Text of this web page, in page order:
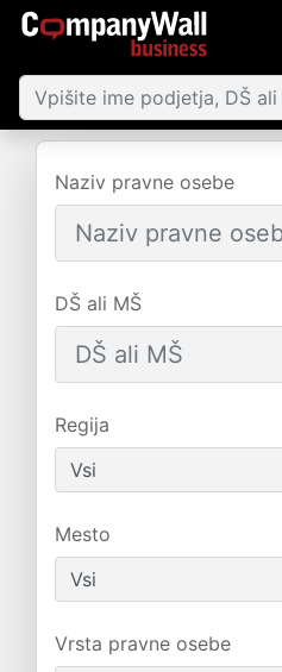
Naziv pravne osebe
DŠ ali MŠ
Regija
Mesto
Vrsta pravne osebe